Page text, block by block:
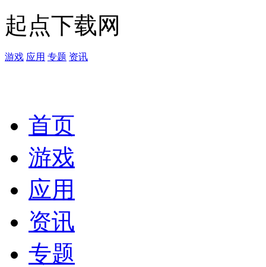
起点下载网
游戏 应用 专题 资讯
首页
游戏
应用
资讯
专题